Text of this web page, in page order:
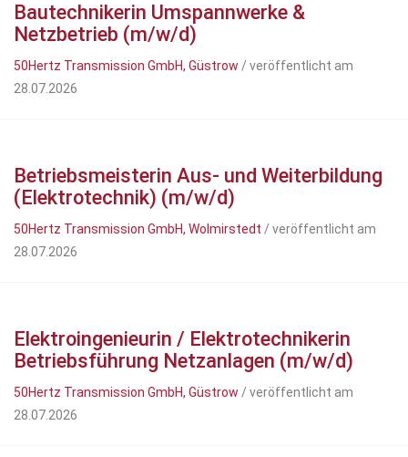
Bautechnikerin Umspannwerke &
Netzbetrieb (m/w/d)
50Hertz Transmission GmbH, Güstrow / veröffentlicht am
28.07.2026
Betriebsmeisterin Aus- und Weiterbildung
(Elektrotechnik) (m/w/d)
50Hertz Transmission GmbH, Wolmirstedt / veröffentlicht am
28.07.2026
Elektroingenieurin / Elektrotechnikerin
Betriebsführung Netzanlagen (m/w/d)
50Hertz Transmission GmbH, Güstrow / veröffentlicht am
28.07.2026